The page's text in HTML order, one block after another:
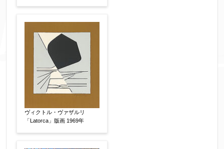
ヴィクトル・ヴァザルリ
「Latorca」版画 1969年